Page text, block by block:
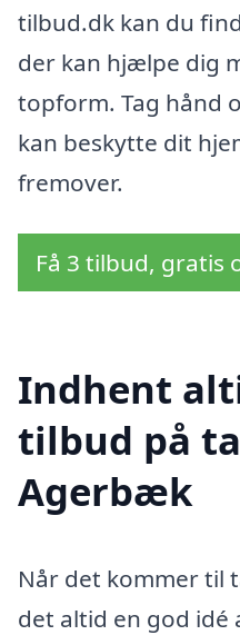
tilbud.dk kan du
der kan hjælpe dig
topform. Tag hånd
kan beskytte dit
fremover.
Få 3 tilbud, gratis
Indhent
tilbud på
Agerbæk
Når det kommer til
det altid en god